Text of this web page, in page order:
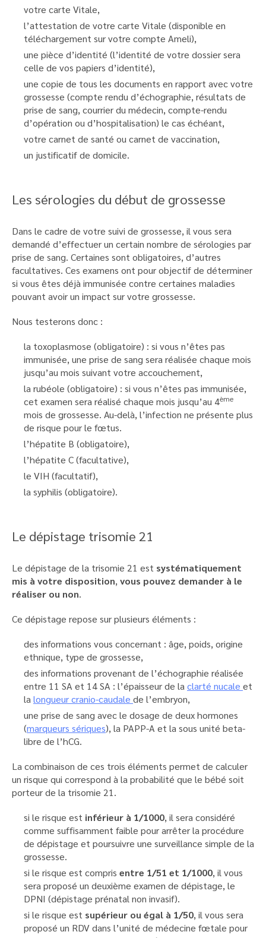
votre carte Vitale,
l’attestation de votre carte Vitale (disponible en
téléchargement sur votre compte Ameli),
une pièce d’identité (l’identité de votre dossier sera
celle de vos papiers d’identité),
une copie de tous les documents en rapport avec votre
grossesse (compte rendu d’échographie, résultats de
prise de sang, courrier du médecin, compte-rendu
d’opération ou d’hospitalisation) le cas échéant,
votre carnet de santé ou carnet de vaccination,
un justificatif de domicile.
Les sérologies du début de grossesse
Dans le cadre de votre suivi de grossesse, il vous sera
demandé d’effectuer un certain nombre de sérologies par
prise de sang. Certaines sont obligatoires, d’autres
facultatives. Ces examens ont pour objectif de déterminer
si vous êtes déjà immunisée contre certaines maladies
pouvant avoir un impact sur votre grossesse.
Nous testerons donc :
la toxoplasmose (obligatoire) : si vous n’êtes pas
immunisée, une prise de sang sera réalisée chaque mois
jusqu’au mois suivant votre accouchement,
la rubéole (obligatoire) : si vous n’êtes pas immunisée,
cet examen sera réalisé chaque mois jusqu’au 4ème
mois de grossesse. Au-delà, l’infection ne présente plus
de risque pour le fœtus.
l’hépatite B (obligatoire),
l’hépatite C (facultative),
le VIH (facultatif),
la syphilis (obligatoire).
Le dépistage trisomie 21
Le dépistage de la trisomie 21 est systématiquement
mis à votre disposition, vous pouvez demander à le
réaliser ou non.
Ce dépistage repose sur plusieurs éléments :
des informations vous concernant : âge, poids, origine
ethnique, type de grossesse,
des informations provenant de l’échographie réalisée
entre 11 SA et 14 SA : l’épaisseur de la clarté nucale et
la longueur cranio-caudale de l’embryon,
une prise de sang avec le dosage de deux hormones
(marqueurs sériques), la PAPP-A et la sous unité beta-
libre de l’hCG.
La combinaison de ces trois éléments permet de calculer
un risque qui correspond à la probabilité que le bébé soit
porteur de la trisomie 21.
si le risque est inférieur à 1/1000, il sera considéré
comme suffisamment faible pour arrêter la procédure
de dépistage et poursuivre une surveillance simple de la
grossesse.
si le risque est compris entre 1/51 et 1/1000, il vous
sera proposé un deuxième examen de dépistage, le
DPNI (dépistage prénatal non invasif).
si le risque est supérieur ou égal à 1/50, il vous sera
proposé un RDV dans l’unité de médecine fœtale pour